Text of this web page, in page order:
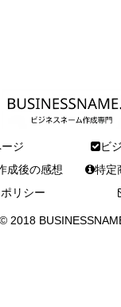
ジ
ビ
成後の感想
特定
リシー
© 2018